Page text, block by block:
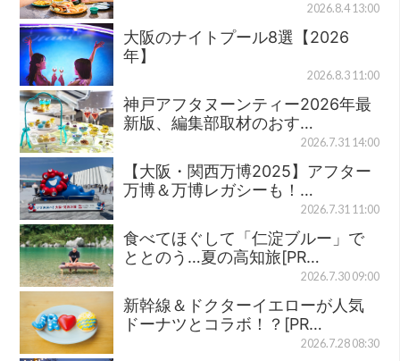
2026.8.4 13:00
大阪のナイトプール8選【2026
年】
2026.8.3 11:00
神戸アフタヌーンティー2026年最
新版、編集部取材のおす…
2026.7.31 14:00
【大阪・関西万博2025】アフター
万博＆万博レガシーも！…
2026.7.31 11:00
食べてほぐして「仁淀ブルー」で
ととのう…夏の高知旅[PR…
2026.7.30 09:00
新幹線＆ドクターイエローが人気
ドーナツとコラボ！？[PR…
2026.7.28 08:30